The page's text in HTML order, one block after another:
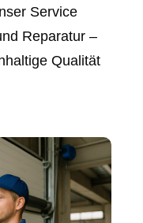
Service
Reparatur –
Qualität